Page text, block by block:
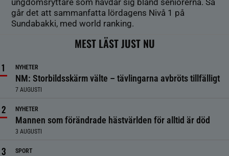
ungdomsryttare som hävdar sig bland seniorerna. Så
går det att sammanfatta lördagens Nivå 1 på
Sundabakki, med world ranking.
MEST LÄST JUST NU
NYHETER
NM: Storbildsskärm välte – tävlingarna avbröts tillfälligt
7 AUGUSTI
NYHETER
Mannen som förändrade hästvärlden för alltid är död
3 AUGUSTI
SPORT